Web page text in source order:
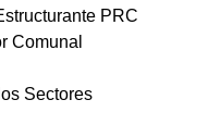
PRC
Comunal
Sectores